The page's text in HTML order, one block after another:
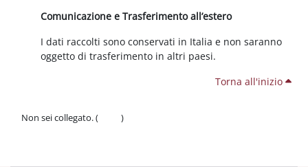
Comunicazione e Trasferimento all’estero
I dati raccolti sono conservati in Italia e non saranno
oggetto di trasferimento in altri paesi.
Torna all'inizio
Non sei collegato. (
)